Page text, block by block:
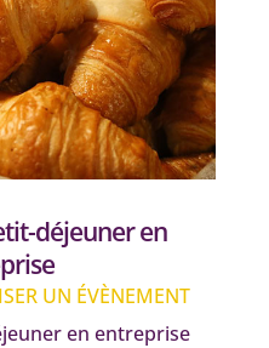
déjeuner en
UN ÉVÈNEMENT
en entreprise